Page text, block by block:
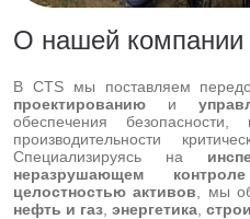
О нашей компании
В CTS мы поставляем
проектированию и
обеспечения
производительности
Специализируясь на
неразрушающем контроле
целостностью активов , мы
нефть и газ энергетика